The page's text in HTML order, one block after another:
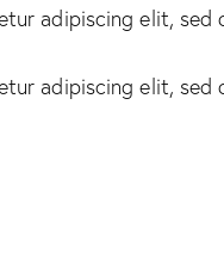
adipiscing elit,
adipiscing elit, sed